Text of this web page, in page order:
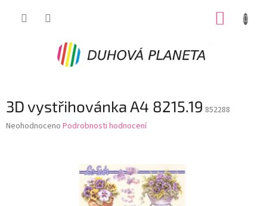
3D vystřihovánka A4 8215.19 852288
Průměrné
Neohodnoceno Podrobnosti hodnocení